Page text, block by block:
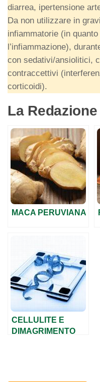
diarrea, ipertensione
Da non utilizzare in
infiammatorie (in
l’infiammazione),
con sedativi/ansiolitici,
contraccettivi
corticoidi).
La
MACA PERUVIANA
CELLULITE E
DIMAGRIMENTO